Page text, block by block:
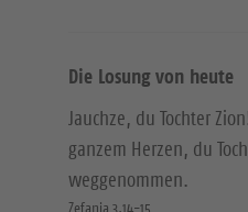
Die Losung von heute
Jauchze, du Tochter
ganzem Herzen, du
weggenommen.
Zefanja 3,14-15